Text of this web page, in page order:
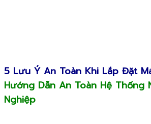
5 Lưu Ý An Toàn Khi Lắp Đặt
Hướng Dẫn An Toàn Hệ Thống
Nghiệp